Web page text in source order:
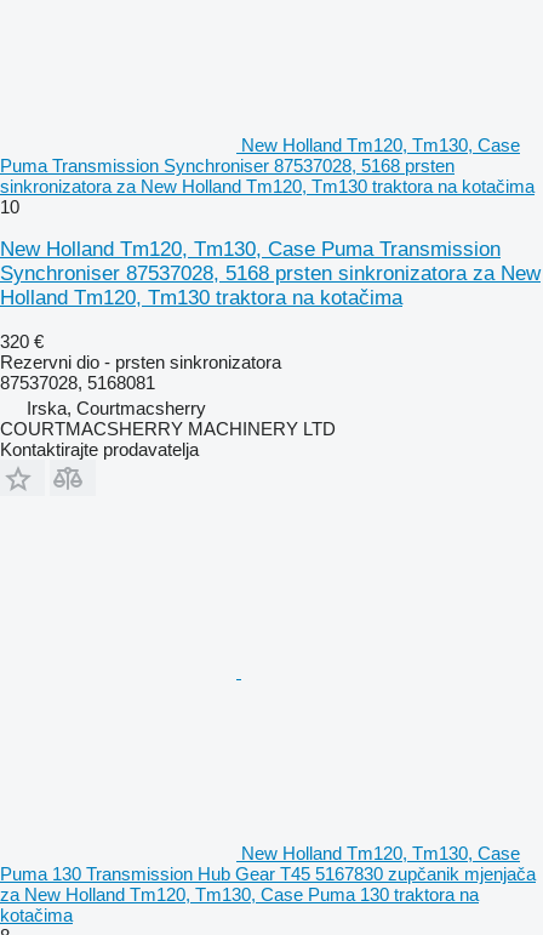
New Holland Tm120, Tm130, Case
Puma Transmission Synchroniser 87537028, 5168 prsten
sinkronizatora za New Holland Tm120, Tm130 traktora na kotačima
10
New Holland Tm120, Tm130, Case Puma Transmission
Synchroniser 87537028, 5168 prsten sinkronizatora za New
Holland Tm120, Tm130 traktora na kotačima
320 €
Rezervni dio - prsten sinkronizatora
87537028, 5168081
Irska, Courtmacsherry
COURTMACSHERRY MACHINERY LTD
Kontaktirajte prodavatelja
New Holland Tm120, Tm130, Case
Puma 130 Transmission Hub Gear T45 5167830 zupčanik mjenjača
za New Holland Tm120, Tm130, Case Puma 130 traktora na
kotačima